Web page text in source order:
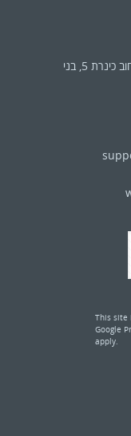
מגדלי ב.ס.ר 3, קומה 26, רחוב כינרת 5, בני
This site
Google
apply.